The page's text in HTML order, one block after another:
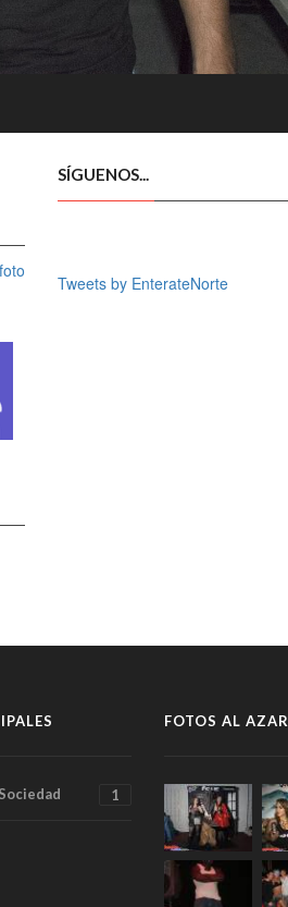
SÍGUENOS...
Tweets by EnterateNorte
Sociedad 1
FOTOS AL AZAR